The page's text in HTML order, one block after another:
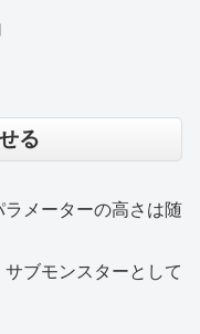
る
メーターの高さは随
ブモンスターとして